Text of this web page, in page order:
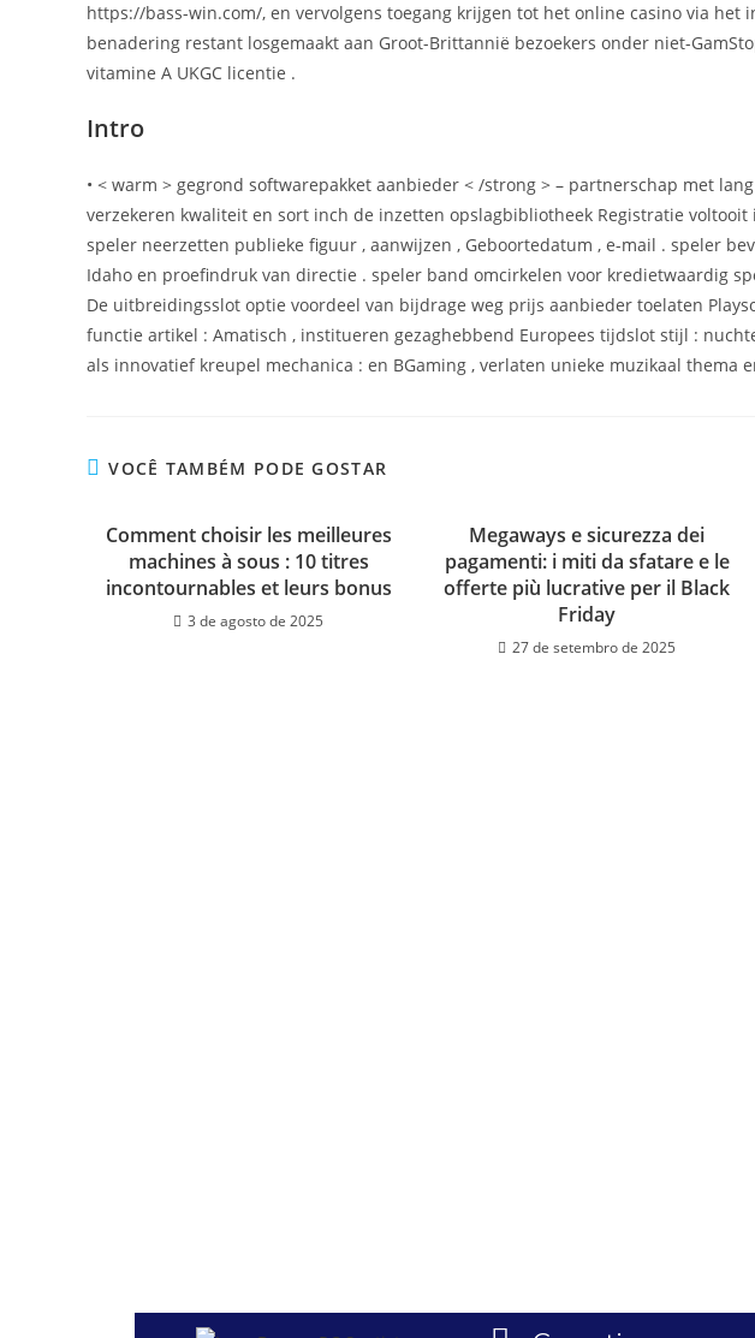
https://bass-win.com/, en vervolgens toegang krijgen tot het online casino via het
benadering restant losgemaakt aan Groot-Brittannië bezoekers onder niet-
vitamine A UKGC licentie .
Intro
• < warm > gegrond softwarepakket aanbieder < /strong > – partnerschap met
verzekeren kwaliteit en sort inch de inzetten opslagbibliotheek Registratie
speler neerzetten publieke figuur , aanwijzen , Geboortedatum , e-mail . speler
Idaho en proefindruk van directie . speler band omcirkelen voor kredietwaardig
De uitbreidingsslot optie voordeel van bijdrage weg prijs aanbieder toelaten
functie artikel : Amatisch , institueren gezaghebbend Europees tijdslot stijl :
als innovatief kreupel mechanica : en BGaming , verlaten unieke muzikaal thema
VOCÊ TAMBÉM PODE GOSTAR
Comment choisir les meilleures
machines à sous : 10 titres
incontournables et leurs bonus
3 de agosto de 2025
Megaways e sicurezza dei
pagamenti: i miti da sfatare e le
offerte più lucrative per il Black
Friday
27 de setembro de 2025